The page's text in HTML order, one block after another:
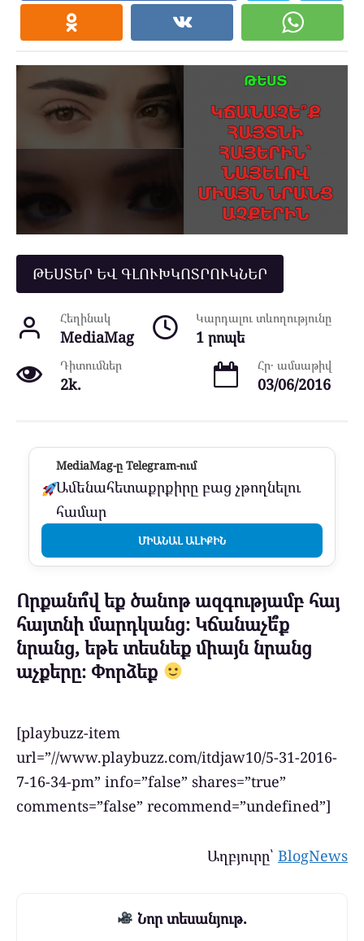
ԹԵՍՏԵՐ ԵՎ ԳԼՈՒԽԿՈՏՐՈՒԿՆԵՐ
Հեղինակ
MediaMag
Կարդալու տևողությունը
1 րոպե
Դիտումներ
2k.
Հր․ ամսաթիվ
03/06/2016
MediaMag-ը Telegram-ում
Ամենահետաքրքիրը բաց չթողնելու
համար
ՄԻԱՆԱԼ ԱԼԻՔԻՆ
Որքանո՞վ եք ծանոթ ազգությամբ հայ
հայտնի մարդկանց։ Կճանաչե՞ք
նրանց, եթե տեսնեք միայն նրանց
աչքերը։ Փորձեք
[playbuzz-item
url=”//www.playbuzz.com/itdjaw10/5-31-2016-
7-16-34-pm” info=”false” shares=”true”
comments=”false” recommend=”undefined”]
Աղբյուրը՝ BlogNews
Նոր տեսանյութ.